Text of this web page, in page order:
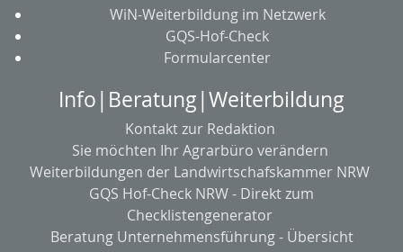
WiN-Weiterbildung im Netzwerk
GQS-Hof-Check
Formularcenter
Info|Beratung|Weiterbildung
Kontakt zur Redaktion
Sie möchten Ihr Agrarbüro verändern
Weiterbildungen der Landwirtschafskammer NRW
GQS Hof-Check NRW - Direkt zum
Checklistengenerator
Beratung Unternehmensführung - Übersicht